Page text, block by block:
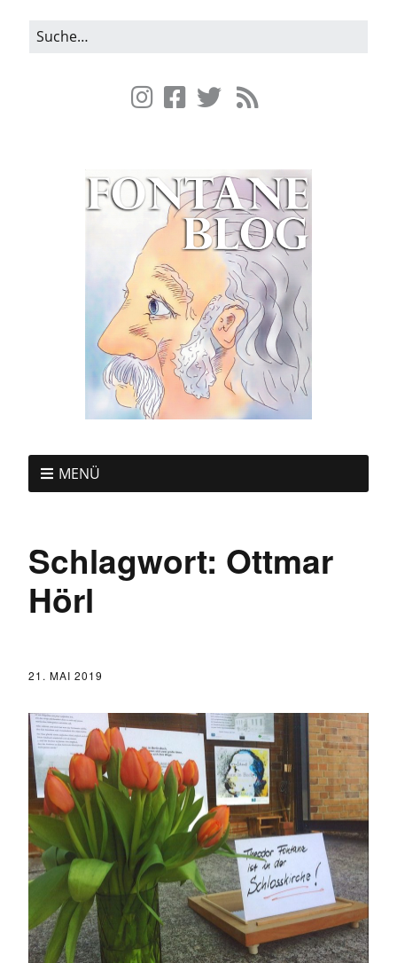
MENÜ
Schlagwort: Ottmar
Hörl
21. MAI 2019